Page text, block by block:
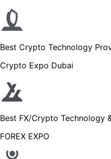
Best Crypto Technology
Crypto Expo Dubai
Best FX/Crypto Technology
FOREX EXPO